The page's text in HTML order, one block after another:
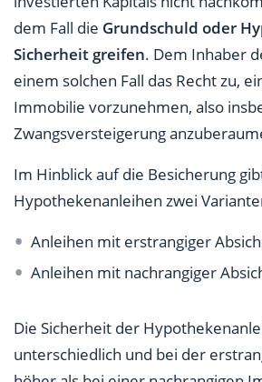
dem Fall die Grundschuld oder
Sicherheit greifen. Dem Inhaber
einem solchen Fall das Recht zu,
Immobilie vorzunehmen, also
Zwangsversteigerung
Im Hinblick auf die Besicherung
Hypothekenanleihen zwei
Anleihen mit erstrangiger
Anleihen mit nachrangiger
Die Sicherheit der
unterschiedlich und bei der